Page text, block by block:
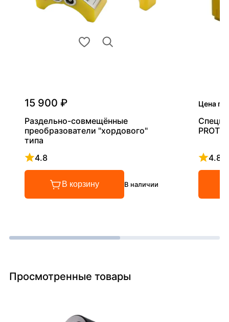
15 900 ₽
Раздельно-совмещённые
преобразователи "хордового"
типа
4.8
Рейтинг 4.8 из 5
В корзину В наличии
Цена по
PROT
4.8
Просмотренные товары